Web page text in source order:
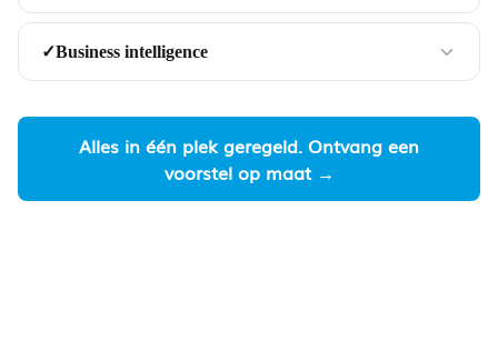
✓Business intelligence
Alles in één plek geregeld. Ontvang een
voorstel op maat →